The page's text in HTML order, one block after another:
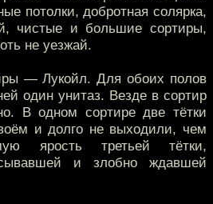
потолки, добротная солярка,
чистые и большие сортиры,
не уезжай.
— Лукойл. Для обоих полов
один унитаз. Везде в сортир
В одном сортире две тётки
и долго не выходили, чем
ярость третьей тётки,
и злобно ждавшей